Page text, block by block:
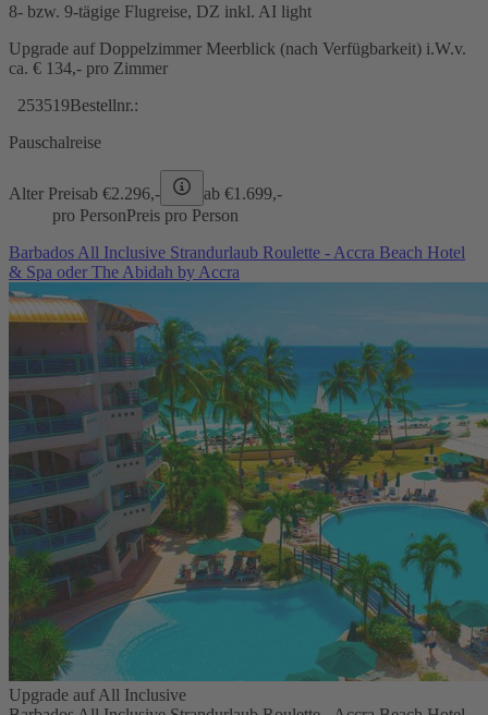
8- bzw. 9-tägige Flugreise, DZ inkl. AI light
Upgrade auf Doppelzimmer Meerblick (nach Verfügbarkeit) i.W.v.
ca. € 134,- pro Zimmer
253519Bestellnr.:
Pauschalreise
Alter Preisab €2.296,- ab €1.699,-
pro PersonPreis pro Person
Barbados All Inclusive Strandurlaub Roulette - Accra Beach Hotel
& Spa oder The Abidah by Accra
Upgrade auf All Inclusive